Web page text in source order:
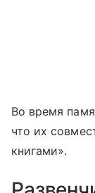
Во время
что их
книгами».